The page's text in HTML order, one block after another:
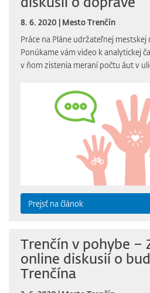
8. 6. 2020 | Mesto Trenčín
Práce na Pláne udržateľnej
Ponúkame vám video k analytickej
v ňom zistenia meraní počtu áut v
Prejsť na článok
Trenčín v pohybe –
online diskusií o
Trenčína